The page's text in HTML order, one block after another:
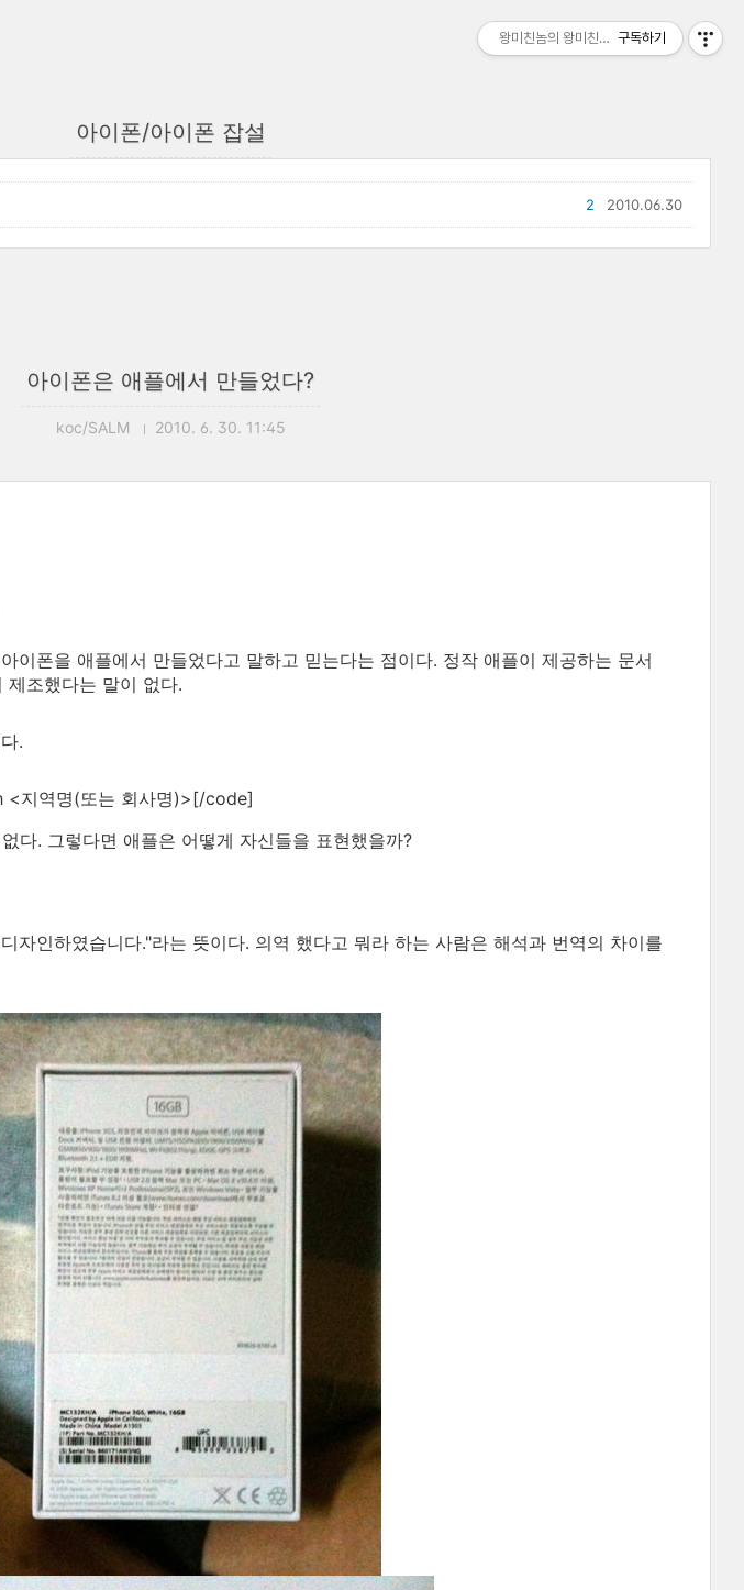
아이폰/아이폰 잡설
2010.06.30
2
아이폰은 애플에서 만들었다?
koc/SALM 2010. 6. 30. 11:45
이폰을 애플에서 만들었다고 말하고 믿는다는 점이다. 정작 애플이 제공하는 문서
조했다는 말이 없다.
.
지역명(또는 회사명)>[/code]
다. 그렇다면 애플은 어떻게 자신들을 표현했을까?
자인하였습니다."라는 뜻이다. 의역 했다고 뭐라 하는 사람은 해석과 번역의 차이를
왕미친놈의 왕미친세상구독하기